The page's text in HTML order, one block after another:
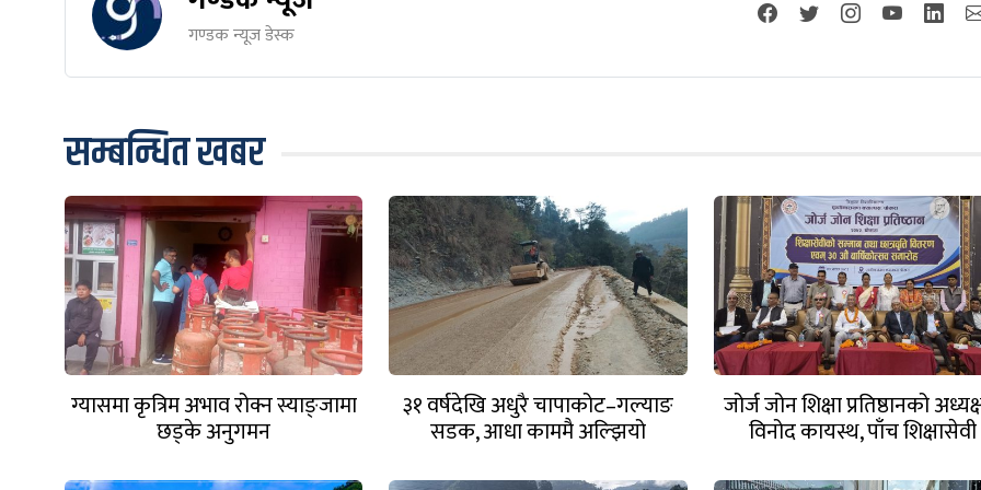
गण्डक न्यूज डेस्क
सम्बन्धित खबर
ग्यासमा कृत्रिम अभाव रोक्न स्याङ्जामा
छड्के अनुगमन
३१ वर्षदेखि अधुरै चापाकोट–गल्याङ
सडक, आधा काममै अल्झियो
जोर्ज जोन शिक्षा प्रतिष्ठानको
विनोद कायस्थ, पाँच शिक्षासेवी